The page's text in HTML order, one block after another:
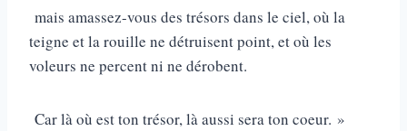
mais amassez-vous des trésors dans le ciel, où la
teigne et la rouille ne détruisent point, et où les
voleurs ne percent ni ne dérobent.
Car là où est ton trésor, là aussi sera ton coeur. »